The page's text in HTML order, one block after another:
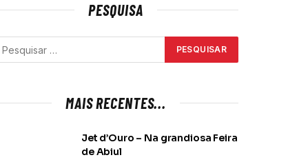
PESQUISA
MAIS RECENTES...
Jet d’Ouro – Na grandiosa Feira
de Abiul